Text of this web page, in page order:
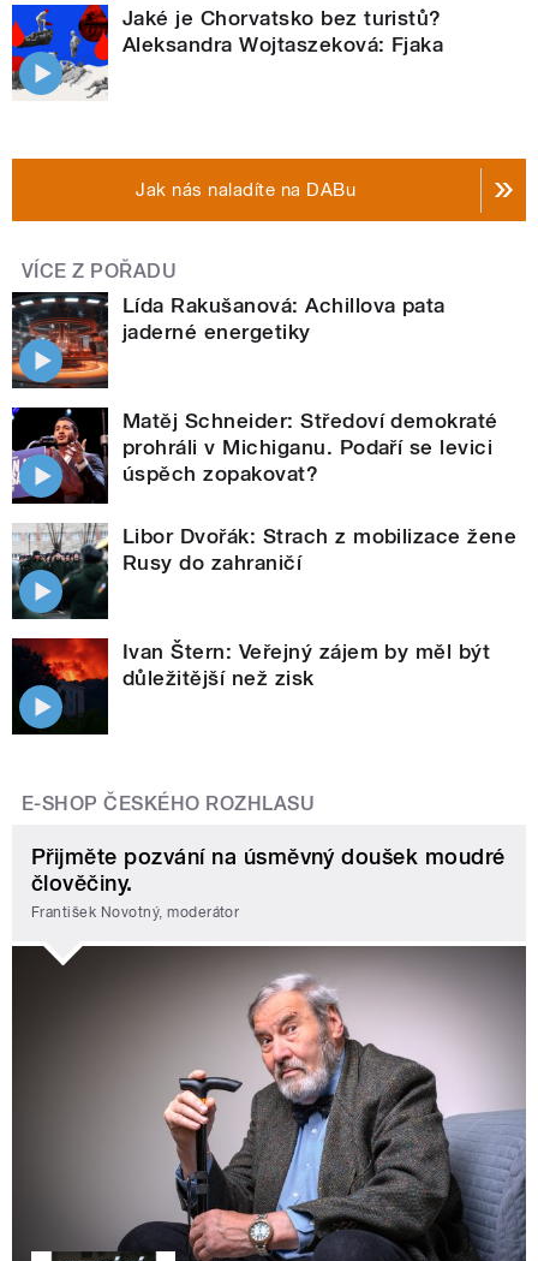
Jaké je Chorvatsko bez turistů?
Aleksandra Wojtaszeková: Fjaka
Jak nás naladíte na DABu
VÍCE Z POŘADU
Lída Rakušanová: Achillova pata
jaderné energetiky
Matěj Schneider: Středoví demokraté
prohráli v Michiganu. Podaří se levici
úspěch zopakovat?
Libor Dvořák: Strach z mobilizace žene
Rusy do zahraničí
Ivan Štern: Veřejný zájem by měl být
důležitější než zisk
E-SHOP ČESKÉHO ROZHLASU
Přijměte pozvání na úsměvný doušek moudré
člověčiny.
František Novotný, moderátor